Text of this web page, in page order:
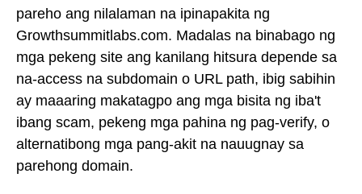
pareho ang nilalaman na ipinapakita ng
Growthsummitlabs.com. Madalas na binabago ng
mga pekeng site ang kanilang hitsura depende sa
na-access na subdomain o URL path, ibig sabihin
ay maaaring makatagpo ang mga bisita ng iba't
ibang scam, pekeng mga pahina ng pag-verify, o
alternatibong mga pang-akit na nauugnay sa
parehong domain.